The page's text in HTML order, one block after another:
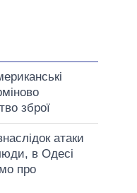
зброї
атаки
в Одесі
про